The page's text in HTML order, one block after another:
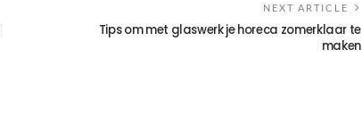
NEXT ARTICLE
Tips om met glaswerk je horeca zomerklaar te
maken